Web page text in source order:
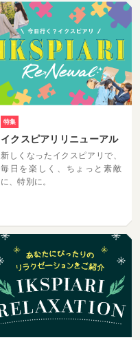
特集
イクスピアリリニューアル
新しくなったイクスピアリで、
毎日を楽しく、ちょっと素敵
に、特別に。